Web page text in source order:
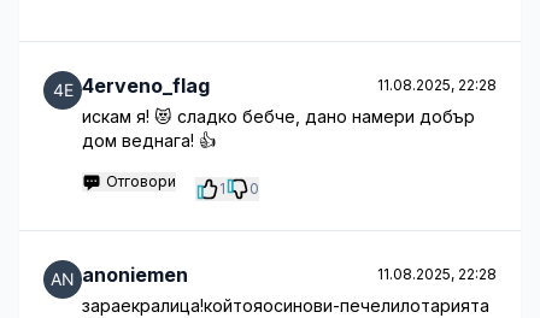
4erveno_flag 11.08.2025, 22:28
искам я! 😻 сладко бебче, дано намери добър
дом веднага! 👍
Отговори 1 0
anoniemen 11.08.2025, 22:28
зараекралица!койтояосинови-печелилотарията